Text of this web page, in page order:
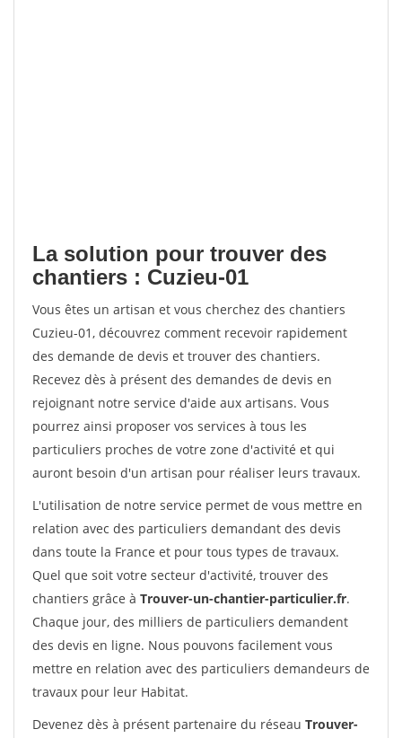
La solution pour trouver des
chantiers : Cuzieu-01
Vous êtes un artisan et vous cherchez des chantiers
Cuzieu-01, découvrez comment recevoir rapidement
des demande de devis et trouver des chantiers.
Recevez dès à présent des demandes de devis en
rejoignant notre service d'aide aux artisans. Vous
pourrez ainsi proposer vos services à tous les
particuliers proches de votre zone d'activité et qui
auront besoin d'un artisan pour réaliser leurs travaux.
L'utilisation de notre service permet de vous mettre en
relation avec des particuliers demandant des devis
dans toute la France et pour tous types de travaux.
Quel que soit votre secteur d'activité, trouver des
chantiers grâce à Trouver-un-chantier-particulier.fr.
Chaque jour, des milliers de particuliers demandent
des devis en ligne. Nous pouvons facilement vous
mettre en relation avec des particuliers demandeurs de
travaux pour leur Habitat.
Devenez dès à présent partenaire du réseau Trouver-